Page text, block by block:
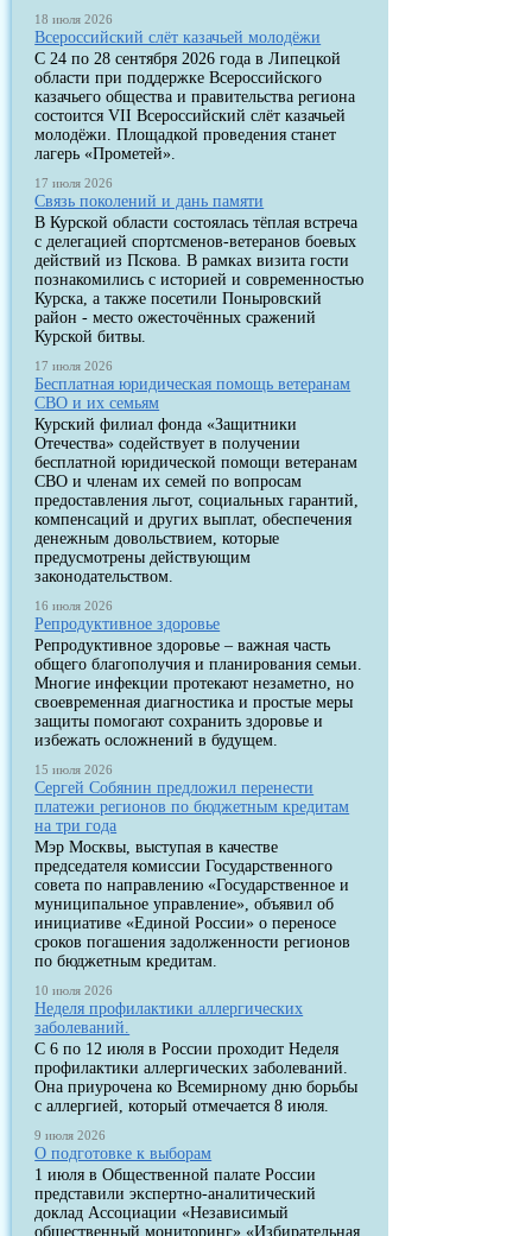
18 июля 2026
Всероссийский слёт казачьей молодёжи
С 24 по 28 сентября 2026 года в Липецкой
области при поддержке Всероссийского
казачьего общества и правительства региона
состоится VII Всероссийский слёт казачьей
молодёжи. Площадкой проведения станет
лагерь «Прометей».
17 июля 2026
Связь поколений и дань памяти
В Курской области состоялась тёплая встреча
с делегацией спортсменов-ветеранов боевых
действий из Пскова. В рамках визита гости
познакомились с историей и современностью
Курска, а также посетили Поныровский
район - место ожесточённых сражений
Курской битвы.
17 июля 2026
Бесплатная юридическая помощь ветеранам
СВО и их семьям
Курский филиал фонда «Защитники
Отечества» содействует в получении
бесплатной юридической помощи ветеранам
СВО и членам их семей по вопросам
предоставления льгот, социальных гарантий,
компенсаций и других выплат, обеспечения
денежным довольствием, которые
предусмотрены действующим
законодательством.
16 июля 2026
Репродуктивное здоровье
Репродуктивное здоровье – важная часть
общего благополучия и планирования семьи.
Многие инфекции протекают незаметно, но
своевременная диагностика и простые меры
защиты помогают сохранить здоровье и
избежать осложнений в будущем.
15 июля 2026
Сергей Собянин предложил перенести
платежи регионов по бюджетным кредитам
на три года
Мэр Москвы, выступая в качестве
председателя комиссии Государственного
совета по направлению «Государственное и
муниципальное управление», объявил об
инициативе «Единой России» о переносе
сроков погашения задолженности регионов
по бюджетным кредитам.
10 июля 2026
Неделя профилактики аллергических
заболеваний.
С 6 по 12 июля в России проходит Неделя
профилактики аллергических заболеваний.
Она приурочена ко Всемирному дню борьбы
с аллергией, который отмечается 8 июля.
9 июля 2026
О подготовке к выборам
1 июля в Общественной палате России
представили экспертно-аналитический
доклад Ассоциации «Независимый
общественный мониторинг» «Избирательная